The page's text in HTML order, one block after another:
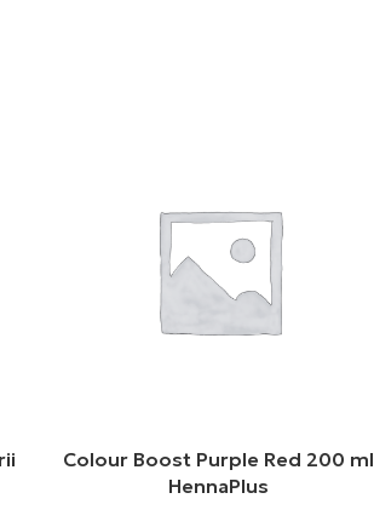
Colour Boost Purple Red 200 ml
HennaPlus